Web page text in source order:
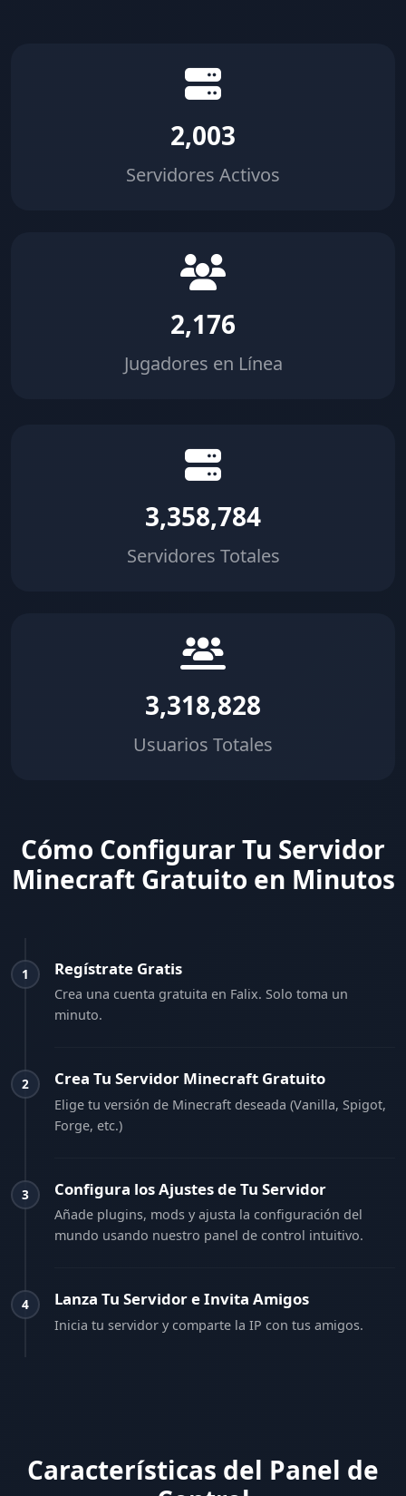
2,003
Servidores Activos
2,176
Jugadores en Línea
3,358,784
Servidores Totales
3,318,828
Usuarios Totales
Cómo Configurar Tu Servidor
Minecraft Gratuito en Minutos
1 Regístrate Gratis
Crea una cuenta gratuita en Falix. Solo toma un
minuto.
2 Crea Tu Servidor Minecraft Gratuito
Elige tu versión de Minecraft deseada (Vanilla, Spigot,
Forge, etc.)
3 Configura los Ajustes de Tu Servidor
Añade plugins, mods y ajusta la configuración del
mundo usando nuestro panel de control intuitivo.
4 Lanza Tu Servidor e Invita Amigos
Inicia tu servidor y comparte la IP con tus amigos.
Características del Panel de